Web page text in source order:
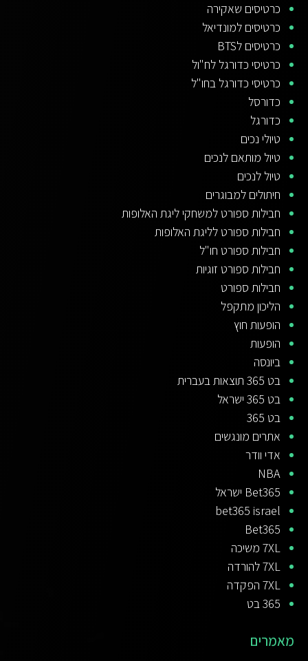
כרטיסים שאקירה
כרטיסים למונדיאל
כרטיסים לBTS
כרטיסי כדורגל לח"ול
כרטיסי כדורגל בחו"ל
כדורסל
כדורגל
טיולי נכים
טיול מותאם לנכים
טיול לנכים
חיתולים למבוגרים
חבילות ספורט למשחקי ליגת האלופות
חבילות ספורט לליגת האלופות
חבילות ספורט חו"ל
חבילות ספורט זוגיות
חבילות ספורט
הליכון מתקפל
הופעות חוץ
הופעות
ביונסה
בט 365 תוצאות בעברית
בט 365 ישראל
בט 365
אתרים מונגשים
אדי וודר
NBA
Bet365 ישראל
bet365 israel
Bet365
7XL משיכה
7XL להורדה
7XL הפקדה
365 בט
מאמרים